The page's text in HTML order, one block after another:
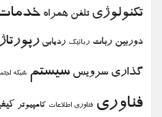
تكنولوژی تلفن همراه
دوربین ربات رباتیك ردیابی رپورتاژ
گذاری سرویس سیستم شبكه
فناوری فناوری اطلاعات كامپیوتر